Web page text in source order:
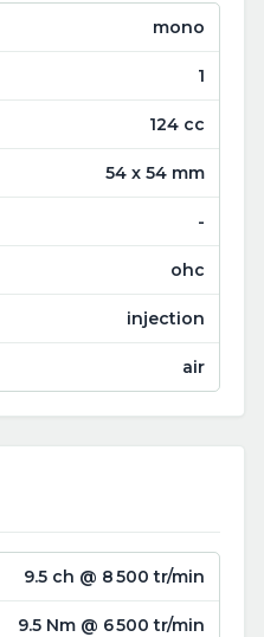
mono
1
124 cc
54 x 54 mm
-
ohc
injection
air
9.5 ch @ 8 500 tr/min
9.5 Nm @ 6 500 tr/min